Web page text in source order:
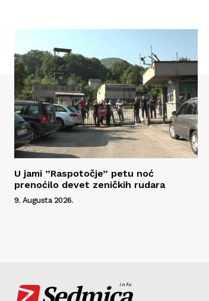
U jami ”Raspotočje” petu noć
prenoćilo devet zeničkih rudara
9. Augusta 2026.
info